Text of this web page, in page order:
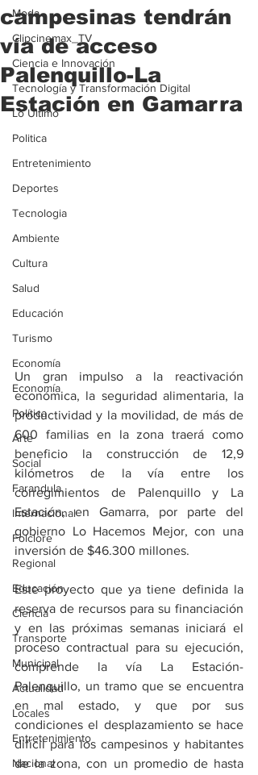
Moda
Clipcinemax_TV
Ciencia e Innovación
Tecnología y Transformación Digital
Lo Ultimo
Politica
Entretenimiento
Deportes
Tecnologia
Ambiente
Cultura
Salud
Educación
Turismo
Economía
Economía
Política
Arte
Social
Farandula
Internacional
Folclore
Regional
Educación
Ciencia
Transporte
Municipal
Actualidad
Locales
Entretenimiento
Nacional
campesinas tendrán
vía de acceso
Palenquillo-La
Estación en Gamarra
Un gran impulso a la reactivación
económica, la seguridad alimentaria, la
productividad y la movilidad, de más de
600 familias en la zona traerá como
beneficio la construcción de 12,9
kilómetros de la vía entre los
corregimientos de Palenquillo y La
Estación, en Gamarra, por parte del
gobierno Lo Hacemos Mejor, con una
inversión de $46.300 millones.
Este proyecto que ya tiene definida la
reserva de recursos para su financiación
y en las próximas semanas iniciará el
proceso contractual para su ejecución,
comprende la vía La Estación-
Palenquillo, un tramo que se encuentra
en mal estado, y que por sus
condiciones el desplazamiento se hace
difícil para los campesinos y habitantes
de la zona, con un promedio de hasta